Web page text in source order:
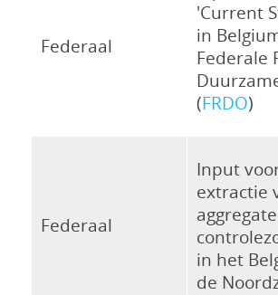
Federaal
'Current
in
Federale
(FRDO)
Federaal
Input
extractie
in het
de